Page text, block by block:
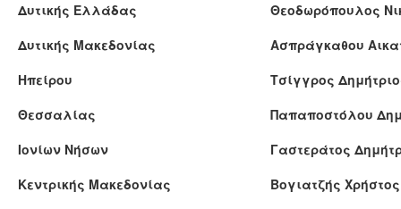
Δυτικής Ελλάδας
Θεοδωρόπουλος
Δυτικής Μακεδονίας
Ασπράγκαθου
Ηπείρου
Τσίγγρος
Θεσσαλίας
Παπαποστόλου
Ιονίων Νήσων
Γαστεράτος
Κεντρικής Μακεδονίας
Βογιατζής Χρήστος